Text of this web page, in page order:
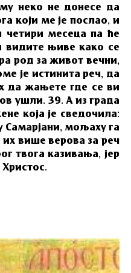
неко не донесе да
који ме је послао, и
месеца па ће
видите њиве како се
род за живот вечни,
је истинита реч, да
да жањете где се ви
ушли. 39. А из града
која је сведочила:
мољаху га
више верова за реч
твога казивања, јер